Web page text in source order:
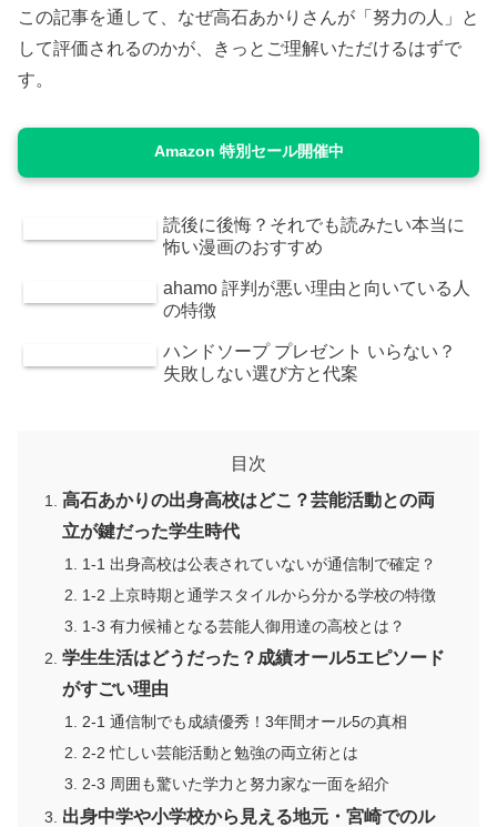
この記事を通して、なぜ高石あかりさんが「努力の人」と
して評価されるのかが、きっとご理解いただけるはずで
す。
Amazon 特別セール開催中
読後に後悔？それでも読みたい本当に
怖い漫画のおすすめ
ahamo 評判が悪い理由と向いている人
の特徴
ハンドソープ プレゼント いらない？
失敗しない選び方と代案
目次
高石あかりの出身高校はどこ？芸能活動との両
立が鍵だった学生時代
1-1 出身高校は公表されていないが通信制で確定？
1-2 上京時期と通学スタイルから分かる学校の特徴
1-3 有力候補となる芸能人御用達の高校とは？
学生生活はどうだった？成績オール5エピソード
がすごい理由
2-1 通信制でも成績優秀！3年間オール5の真相
2-2 忙しい芸能活動と勉強の両立術とは
2-3 周囲も驚いた学力と努力家な一面を紹介
出身中学や小学校から見える地元・宮崎でのル